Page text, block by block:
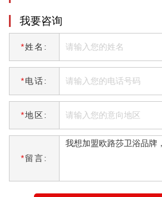
我要咨询
*姓名:
*电话:
*地区:
*留言: